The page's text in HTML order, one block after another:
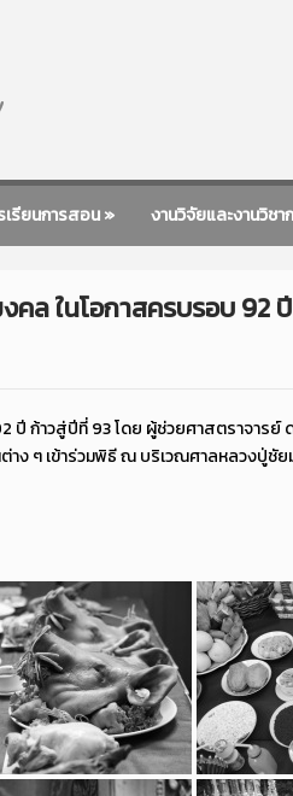
รียนการสอน» งานวิจัยและงานวิชา
ล ในโอกาสครบรอบ 92
ก้าวสู่ปีที่ 93 โดย ผู้ช่วยศาสตราจารย์
ง ๆ เข้าร่วมพิธี ณ บริเวณศาลหลวงปู่ชั